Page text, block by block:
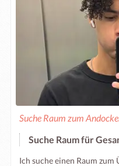
Suche Raum zum
Suche Raum für
Ich suche einen Raum zum